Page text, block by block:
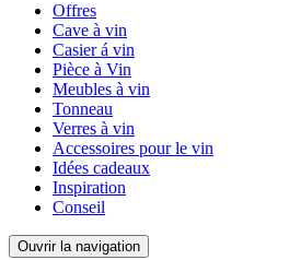
Offres
Cave à vin
Casier á vin
Pièce à Vin
Meubles à vin
Tonneau
Verres à vin
Accessoires pour le vin
Idées cadeaux
Inspiration
Conseil
Ouvrir la navigation